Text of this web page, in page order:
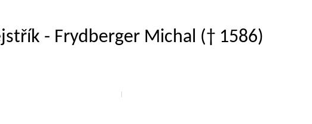
- Frydberger Michal († 1586)